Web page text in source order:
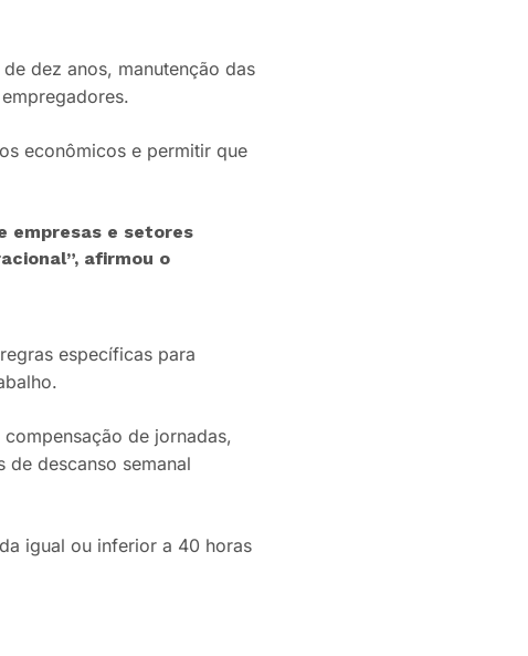
dez anos, manutenção das
econômicos e permitir que
empresas e setores
afirmou o
específicas para
de jornadas,
de descanso semanal
igual ou inferior a 40 horas